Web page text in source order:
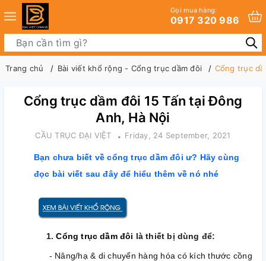
Gọi mua hàng:
0917 320 986
Trang chủ Bài viết khổ rộng - Cổng trục dầm đôi Cổng trục
Cổng trục dầm đôi 15 Tấn tại Đông
Anh, Hà Nội
CẦU TRỤC ĐẠI VIỆT Friday, 24 September, 2021
Bạn chưa biết về cổng trục dầm đôi ư? Hãy cùng
đọc bài viết sau đây để hiểu thêm về nó nhé
1.Cổng trục dầm đôi là thiết bị dùng để:
- Nâng/hạ & di chuyển hàng hóa có kích thước cồng